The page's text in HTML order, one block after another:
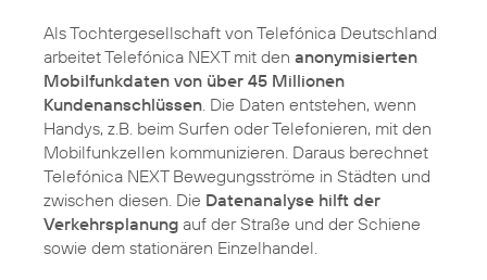
Als Tochtergesellschaft von Telefónica Deutschland
arbeitet Telefónica NEXT mit den anonymisierten
Mobilfunkdaten von über 45 Millionen
Kundenanschlüssen. Die Daten entstehen, wenn
Handys, z.B. beim Surfen oder Telefonieren, mit den
Mobilfunkzellen kommunizieren. Daraus berechnet
Telefónica NEXT Bewegungsströme in Städten und
zwischen diesen. Die Datenanalyse hilft der
Verkehrsplanung auf der Straße und der Schiene
sowie dem stationären Einzelhandel.